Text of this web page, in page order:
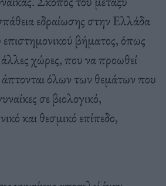
εδραίωσης στην Ελλάδα
επιστημονικού βήματος, όπως
χώρες, που να προωθεί
όλων των θεμάτων που
σε βιολογικό,
και θεσμικό επίπεδο,